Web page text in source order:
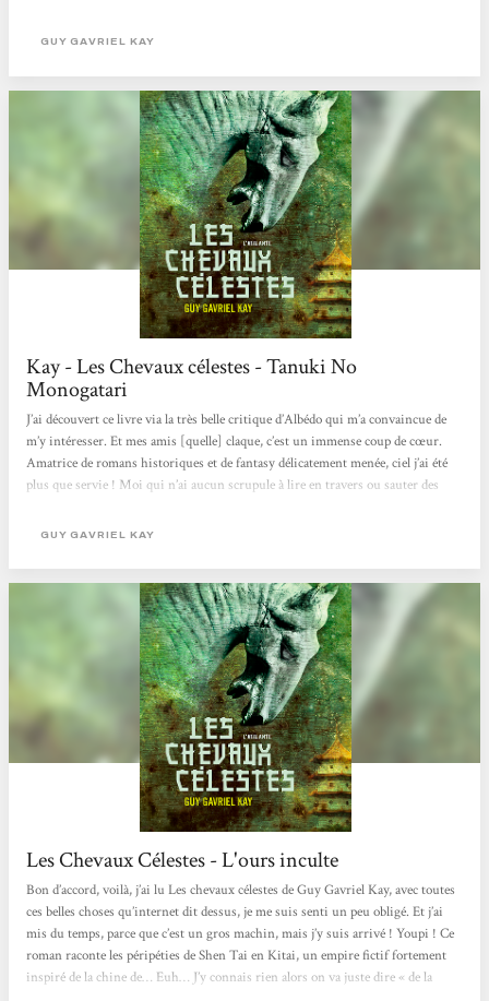
âge d'or de l'Empire du Milieu. En nous glissant...
GUY GAVRIEL KAY
Kay - Les Chevaux célestes - Tanuki No
Monogatari
J’ai découvert ce livre via la très belle critique d’Albédo qui m’a convaincue de
m’y intéresser. Et mes amis [quelle] claque, c’est un immense coup de cœur.
Amatrice de romans historiques et de fantasy délicatement menée, ciel j’ai été
plus que servie ! Moi qui n’ai aucun scrupule à lire en travers ou sauter des
dire si l’écriture de Guy Gavriel Kay (que je ne connaissais pas) m’a enchantée.
GUY GAVRIEL KAY
Les Chevaux Célestes - L'ours inculte
Bon d’accord, voilà, j’ai lu Les chevaux célestes de Guy Gavriel Kay, avec toutes
ces belles choses qu’internet dit dessus, je me suis senti un peu obligé. Et j’ai
mis du temps, parce que c’est un gros machin, mais j’y suis arrivé ! Youpi ! Ce
roman raconte les péripéties de Shen Tai en Kitai, un empire fictif fortement
inspiré de la chine de… Euh… J’y connais rien alors on va juste dire « de la